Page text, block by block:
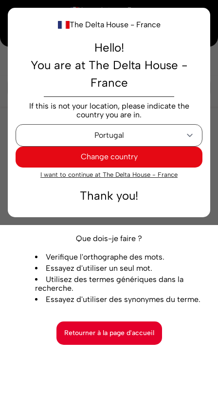
The Delta House - France
Hello!
You are at The Delta House -
France
If this is not your location, please indicate the
country you are in.
Change country
I want to continue at The Delta House - France
Thank you!
× Vous achetez en France
Notre nouvelle maison peaufine encore ses derniers détails. Merci de votre
Ooops...
Aucun résultat trouvé pour
Que dois-je faire ?
Verifique l'orthographe des mots.
Essayez d'utiliser un seul mot.
Utilisez des termes génériques dans la
recherche.
Essayez d'utiliser des synonymes du terme.
Retourner à la page d'accueil